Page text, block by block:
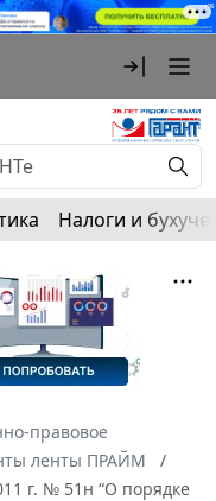
Налоги и
правовое
ленты ПРАЙМ
г. № 51н “О порядке